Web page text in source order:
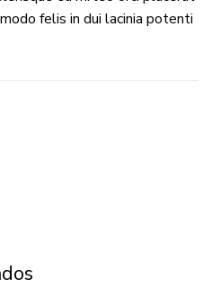
felis in dui lacinia potenti